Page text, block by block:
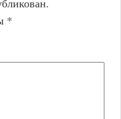
*